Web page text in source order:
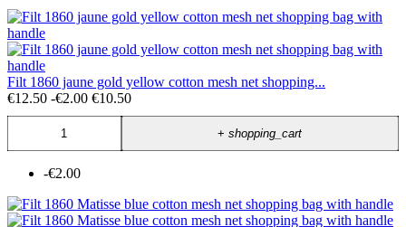
Filt 1860 jaune gold yellow cotton mesh net shopping...
€12.50 -€2.00 €10.50
+shopping_cart
-€2.00